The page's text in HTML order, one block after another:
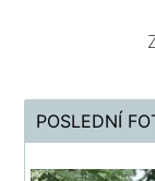
POSLEDNÍ